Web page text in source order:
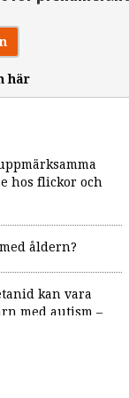
här
hos flickor och
åldern?
kan vara
med autism –